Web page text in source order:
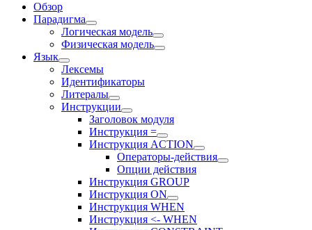
Обзор
Парадигма
Логическая модель
Физическая модель
Язык
Лексемы
Идентификаторы
Литералы
Инструкции
Заголовок модуля
Инструкция =
Инструкция ACTION
Операторы-действия
Опции действия
Инструкция GROUP
Инструкция ON
Инструкция WHEN
Инструкция <- WHEN